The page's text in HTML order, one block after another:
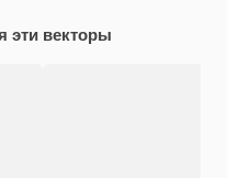
эти векторы